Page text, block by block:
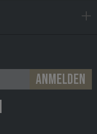
ANMELDEN